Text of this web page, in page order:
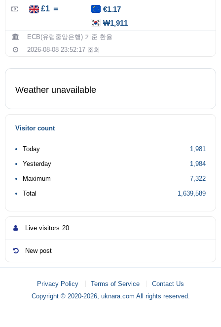
£1 ＝
€1.17
₩1,911
ECB(유럽중앙은행) 기준 환율
2026-08-08 23:52:17 조회
Weather unavailable
Visitor count
Today
1,981
Yesterday
1,984
Maximum
7,322
Total
1,639,589
Live visitors 20
New post
Privacy Policy Terms of Service
Contact Us
Copyright © 2020-2026, uknara.com All rights reserved.